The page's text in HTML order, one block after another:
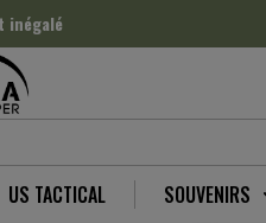
inégalé
US TACTICAL SOUVENIRS